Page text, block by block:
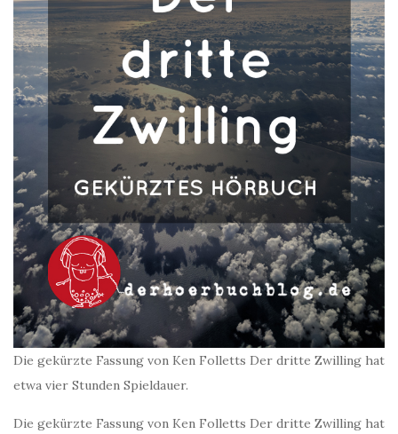
Die gekürzte Fassung von Ken Folletts Der dritte Zwilling hat
etwa vier Stunden Spieldauer.
Die gekürzte Fassung von Ken Folletts Der dritte Zwilling hat